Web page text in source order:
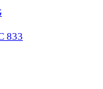
833